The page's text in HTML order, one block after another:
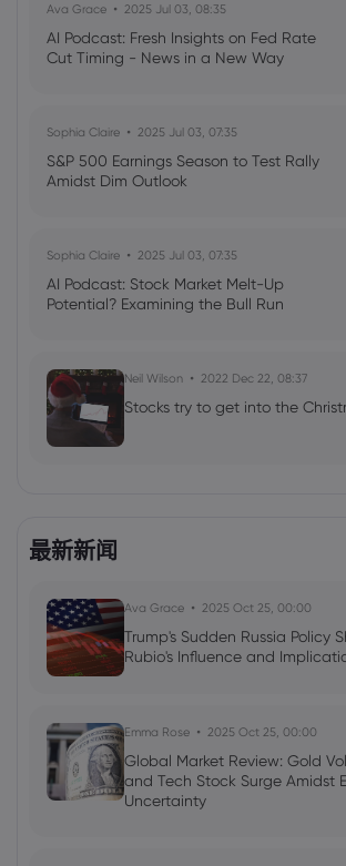
Ava Grace 2025 Jul 03, 08:35
AI Podcast: Fresh Insights on Fed Rate
Cut Timing - News in a New Way
Sophia Claire 2025 Jul 03, 07:35
S&P 500 Earnings Season to Test Rally
Amidst Dim Outlook
Sophia Claire 2025 Jul 03, 07:35
AI Podcast: Stock Market Melt-Up
Potential? Examining the Bull Run
Neil Wilson 2022 Dec 22, 08:37
Stocks try to get into the
最新新闻
Ava Grace 2025 Oct 25, 00:00
Trump's Sudden Russia Policy
Rubio's Influence and
Emma Rose 2025 Oct 25, 00:00
Global Market Review: Gold
and Tech Stock Surge Amidst
Uncertainty